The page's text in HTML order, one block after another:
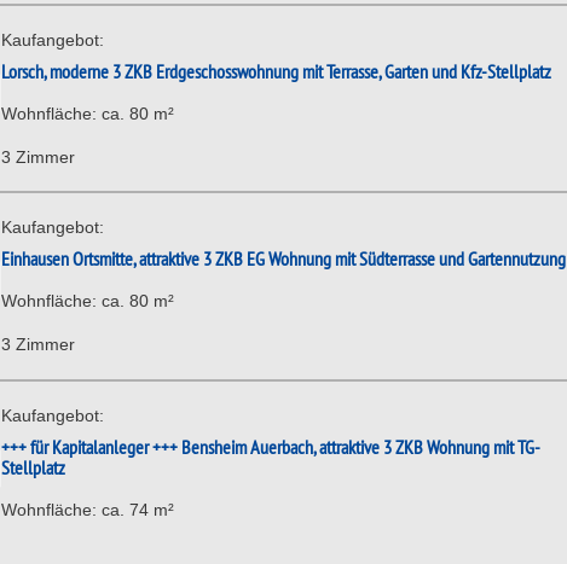
Kaufangebot:
Lorsch, moderne 3 ZKB Erdgeschosswohnung mit Terrasse, Garten und Kfz-Stellplatz
Wohnfläche: ca. 80 m²
3 Zimmer
Kaufangebot:
Einhausen Ortsmitte, attraktive 3 ZKB EG Wohnung mit Südterrasse und Gartennutzung
Wohnfläche: ca. 80 m²
3 Zimmer
Kaufangebot:
+++ für Kapitalanleger +++ Bensheim Auerbach, attraktive 3 ZKB Wohnung mit TG-
Stellplatz
Wohnfläche: ca. 74 m²